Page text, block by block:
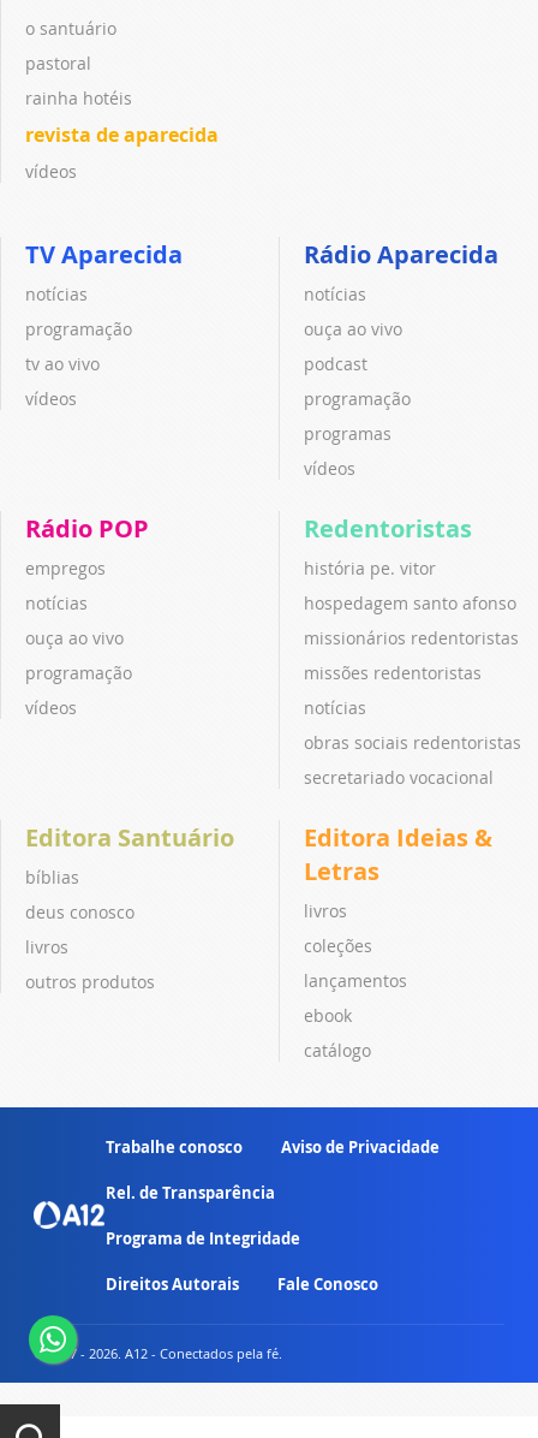
o santuário
pastoral
rainha hotéis
revista de aparecida
vídeos
TV Aparecida
notícias
programação
tv ao vivo
vídeos
Rádio Aparecida
notícias
ouça ao vivo
podcast
programação
programas
vídeos
Rádio POP
empregos
notícias
ouça ao vivo
programação
vídeos
Redentoristas
história pe. vitor
hospedagem santo afonso
missionários redentoristas
missões redentoristas
notícias
obras sociais redentoristas
secretariado vocacional
Editora Santuário
bíblias
deus conosco
livros
outros produtos
Editora Ideias &
Letras
livros
coleções
lançamentos
ebook
catálogo
Trabalhe conosco Aviso de Privacidade
Rel. de Transparência
Programa de Integridade
Direitos Autorais Fale Conosco
© 2007 - 2026. A12 - Conectados pela fé.